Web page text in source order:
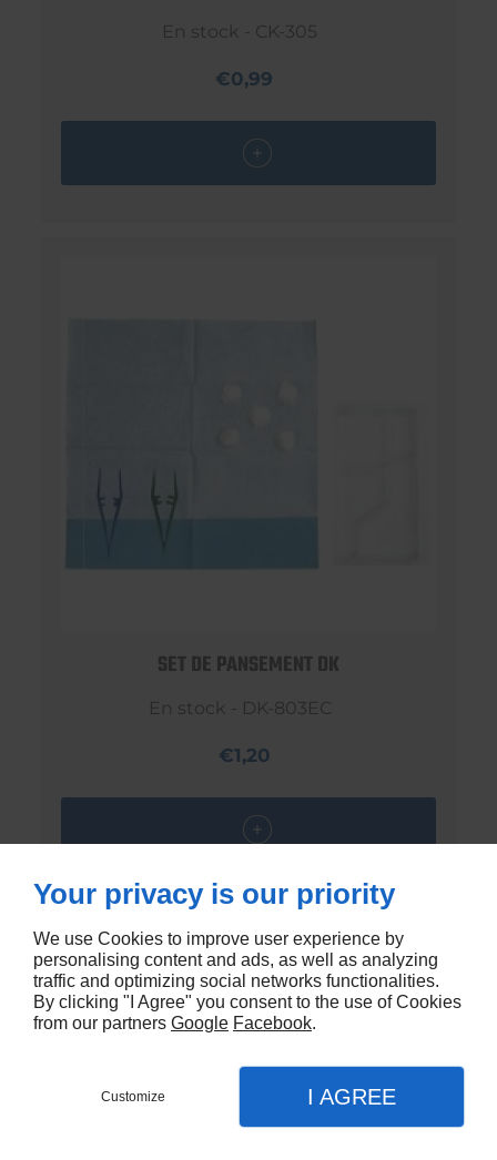
En stock - CK-305
€0,99
SET DE PANSEMENT DK
En stock - DK-803EC
€1,20
Your privacy is our priority
We use Cookies to improve user experience by
personalising content and ads, as well as analyzing
traffic and optimizing social networks functionalities.
By clicking "I Agree" you consent to the use of Cookies
from our partners Google Facebook.
Customize I AGREE